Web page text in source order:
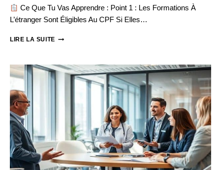
Ce Que Tu Vas Apprendre : Point 1 : Les Formations À
L’étranger Sont Éligibles Au CPF Si Elles…
LIRE LA SUITEFORMATION
:
EST-
?